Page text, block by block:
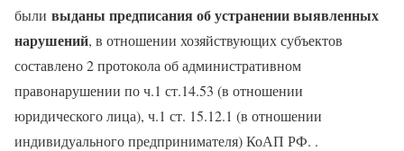
были выданы предписания об устранении выявленных
нарушений, в отношении хозяйствующих субъектов
составлено 2 протокола об административном
правонарушении по ч.1 ст.14.53 (в отношении
юридического лица), ч.1 ст. 15.12.1 (в отношении
индивидуального предпринимателя) КоАП РФ. .